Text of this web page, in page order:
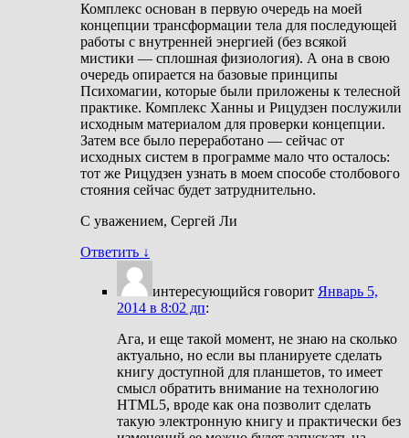
Комплекс основан в первую очередь на моей
концепции трансформации тела для последующей
работы с внутренней энергией (без всякой
мистики — сплошная физиология). А она в свою
очередь опирается на базовые принципы
Психомагии, которые были приложены к телесной
практике. Комплекс Ханны и Рицудзен послужили
исходным материалом для проверки концепции.
Затем все было переработано — сейчас от
исходных систем в программе мало что осталось:
тот же Рицудзен узнать в моем способе столбового
стояния сейчас будет затруднительно.
С уважением, Сергей Ли
Ответить ↓
интересующийся говорит Январь 5,
2014 в 8:02 дп:
Ага, и еще такой момент, не знаю на сколько
актуально, но если вы планируете сделать
книгу доступной для планшетов, то имеет
смысл обратить внимание на технологию
HTML5, вроде как она позволит сделать
такую электронную книгу и практически без